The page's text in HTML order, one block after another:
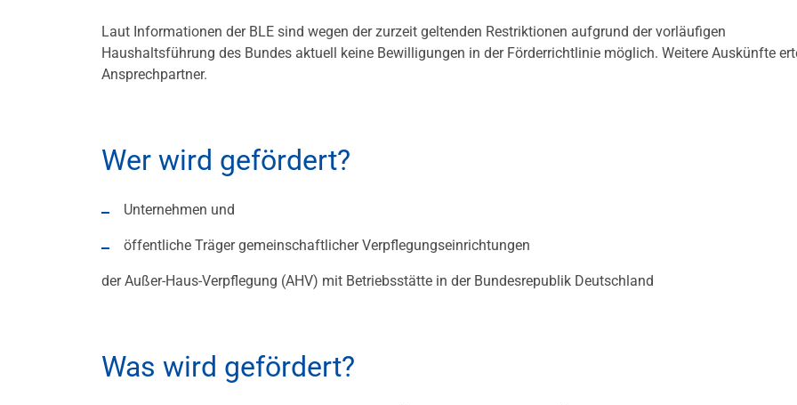
Laut Informationen der BLE sind wegen der zurzeit geltenden Restriktionen aufgrund der vorläufigen
Haushaltsführung des Bundes aktuell keine Bewilligungen in der Förderrichtlinie möglich. Weitere Auskünfte
Ansprechpartner.
Wer wird gefördert?
Unternehmen und
öffentliche Träger gemeinschaftlicher Verpflegungseinrichtungen
der Außer-Haus-Verpflegung (AHV) mit Betriebsstätte in der Bundesrepublik Deutschland
Was wird gefördert?